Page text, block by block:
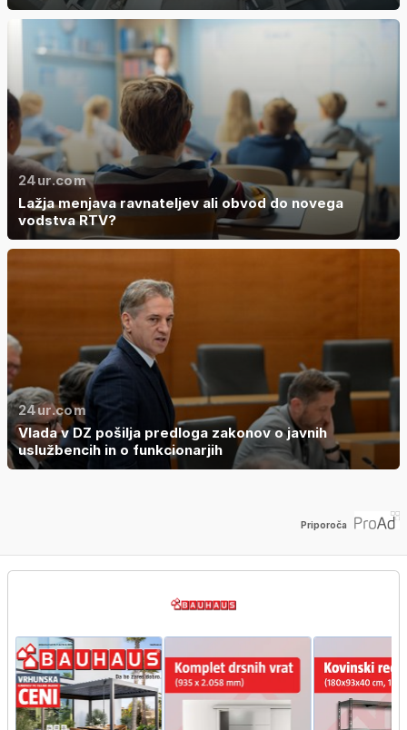
24ur.com
Lažja menjava ravnateljev ali obvod do novega
vodstva RTV?
24ur.com
Vlada v DZ pošilja predloga zakonov o javnih
uslužbencih in o funkcionarjih
Priporoča